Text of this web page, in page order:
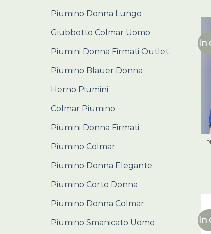
Piumino Donna Lungo
Giubbotto Colmar Uomo
Piumini Donna Firmati Outlet
Piumino Blauer Donna
Herno Piumini
Colmar Piumino
Piumini Donna Firmati
Piumino Colmar
Piumino Donna Elegante
Piumino Corto Donna
Piumino Donna Colmar
Piumino Smanicato Uomo
In
In